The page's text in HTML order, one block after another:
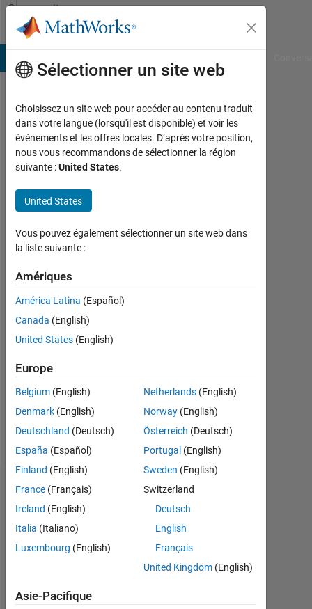
Passer au contenu
Community
Profile
Aditya
Venkataraman
Last
plus
de 5
y a
Actif
depuis
2016
0
Following:
0
Follow
Tableau de bord
Statistiques
MATLAB Answers
Sélectionner un site web
Choisissez un site web pour accéder au contenu traduit
dans votre langue (lorsqu'il est disponible) et voir les
événements et les offres locales. D’après votre position,
nous vous recommandons de sélectionner la région
suivante :United States.
United States
Vous pouvez également sélectionner un site web dans
la liste suivante :
Amériques
América Latina (Español)
Canada (English)
United States (English)
Europe
Belgium (English)
Denmark (English)
Deutschland (Deutsch)
España (Español)
Finland (English)
France (Français)
Ireland (English)
Italia (Italiano)
Luxembourg (English)
Netherlands(English)
Norway(English)
Österreich (Deutsch)
Portugal (English)
Sweden (English)
Switzerland
Deutsch
English
Français
United Kingdom(English)
Asie-Pacifique